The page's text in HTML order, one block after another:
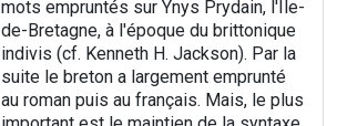
mots empruntés sur Ynys Prydain, l'Île-
de-Bretagne, à l'époque du brittonique
indivis (cf. Kenneth H. Jackson). Par la
suite le breton a largement emprunté
au roman puis au français. Mais, le plus